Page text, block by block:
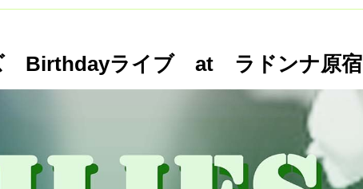
Birthdayライブ at ラドンナ原宿